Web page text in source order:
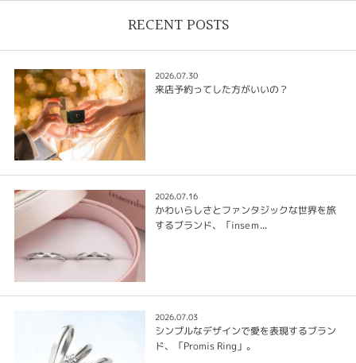
RECENT POSTS
2026.07.30
来店予約ってした方がいいの？
2026.07.16
かわいらしさとファンタジックな世界を旅
するブランド、「inseｍ...
2026.07.03
シンプルなデザインで愛を表現するブラン
ド、「Promis Ring」。